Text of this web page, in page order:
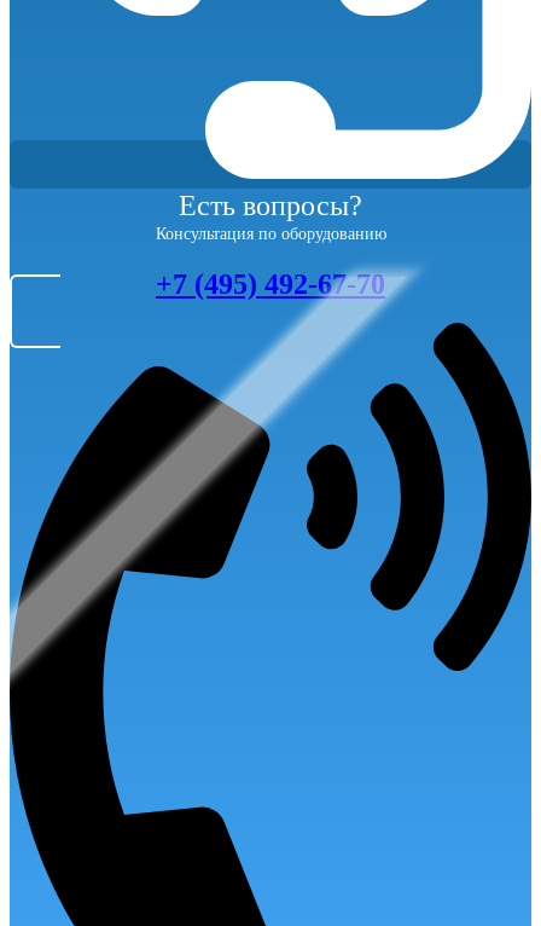
Есть вопросы?
Консультация по оборудованию
+7 (495) 492-67-70